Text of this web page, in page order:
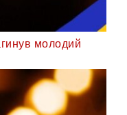
молодий